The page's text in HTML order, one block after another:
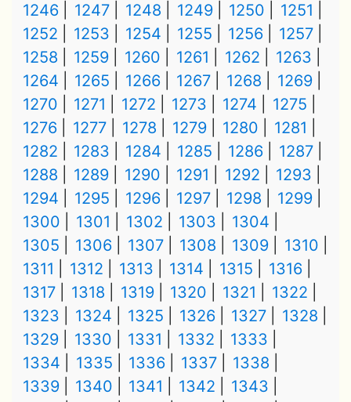
1246
1247 1248 1249 1250
1251
1252
1253 1254 1255 1256
1257
1258
1259 1260 1261 1262
1263
1264
1265 1266 1267 1268
1269
1270
1271 1272 1273 1274
1275
1276
1277 1278 1279 1280
1281
1282
1283 1284 1285 1286
1287
1288
1289 1290 1291 1292
1293
1294
1295 1296 1297 1298
1299
1300
1301 1302 1303
1304
1305
1306 1307 1308 1309
1310
1311
1312 1313 1314 1315
1316
1317
1318 1319 1320 1321
1322
1323
1324 1325 1326 1327
1328
1329
1330 1331 1332
1333
1334
1335 1336 1337
1338
1339
1340 1341 1342
1343